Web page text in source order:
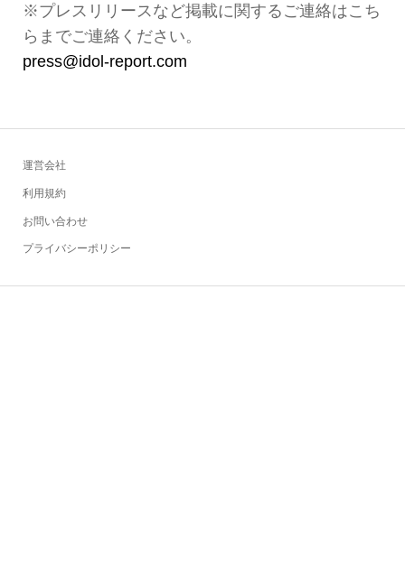
※プレスリリースなど掲載に関するご連絡はこち
らまでご連絡ください。
press@idol-report.com
運営会社
利用規約
お問い合わせ
プライバシーポリシー